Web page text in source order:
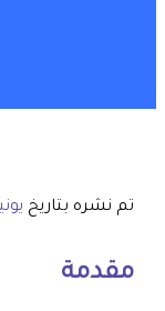
تم نشره بتاريخ يونيو
مقدمة